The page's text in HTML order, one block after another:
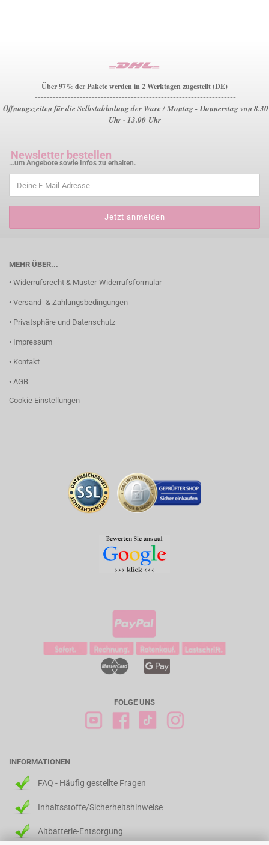
Über 97% der Pakete werden in 2 Werktagen zugestellt (DE)
-------------------------------------------------------------------
Öffnungszeiten für die Selbstabholung der Ware / Montag - Donnerstag von 8.30
Uhr - 13.00 Uhr
Newsletter bestellen
...um Angebote sowie Infos zu erhalten.
MEHR ÜBER...
• Widerrufsrecht & Muster-Widerrufsformular
• Versand- & Zahlungsbedingungen
• Privatsphäre und Datenschutz
• Impressum
• Kontakt
• AGB
Cookie Einstellungen
FOLGE UNS
INFORMATIONEN
FAQ - Häufig gestellte Fragen
Inhaltsstoffe/Sicherheitshinweise
Altbatterie-Entsorgung